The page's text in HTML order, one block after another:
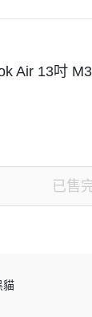
Air 13吋
已售
貓